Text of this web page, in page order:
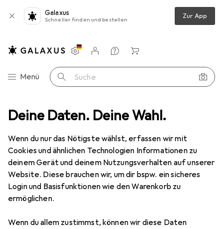
Deine Daten. Deine Wahl.
Wenn du nur das Nötigste wählst, erfassen wir mit
Cookies und ähnlichen Technologien Informationen zu
deinem Gerät und deinem Nutzungsverhalten auf unserer
Website. Diese brauchen wir, um dir bspw. ein sicheres
Login und Basisfunktionen wie den Warenkorb zu
ermöglichen.
Wenn du allem zustimmst, können wir diese Daten
Galaxus
Schneller finden und bestellen Zur App
Navigation nach Kategorien
Menü Suche
Einstellungen
Kundenkonto
Vergleichslisten
Merklisten
Warenkorb
Netzwerk Zubehör Netzwerk Digitus Keystone Module
2 Bilder
MENGENRABATT
Digitus Keystone Module
EUR
7,58